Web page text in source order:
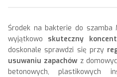
Środek na bakterie do
wyjątkowo skuteczny
doskonale sprawdzi się przy
usuwaniu zapachów z
betonowych, plastikowych